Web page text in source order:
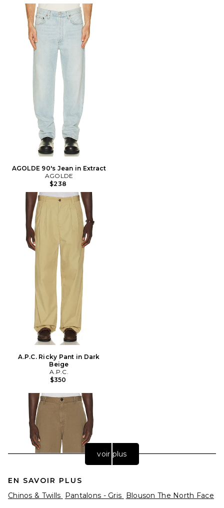
AGOLDE 90's Jean in Extract
AGOLDE
$238
A.P.C. Ricky Pant in Dark
Beige
A.P.C.
$350
voir plus
EN SAVOIR PLUS
Chinos & Twills Pantalons - Gris Blouson The North Face